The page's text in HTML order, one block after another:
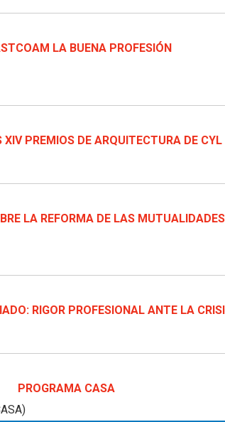
LA BUENA PROFESIÓN
XIV PREMIOS DE ARQUITECTURA DE CYL
LA REFORMA DE LAS
RIGOR PROFESIONAL ANTE LA
PROGRAMA CASA